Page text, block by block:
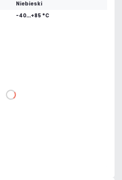
Niebieski
-40...+85 °C
DO KOSZYKA